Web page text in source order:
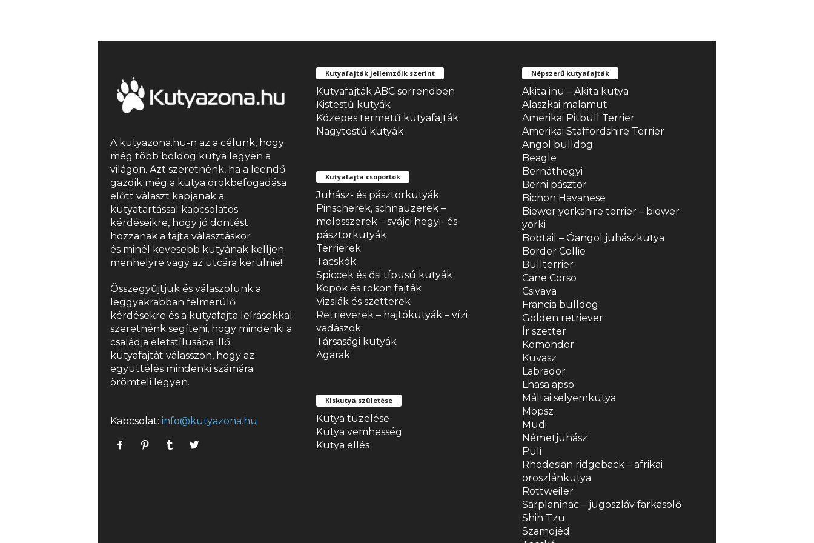
A kutyazona.hu-n az a célunk, hogy
még több boldog kutya legyen a
világon. Azt szeretnénk, ha a leendő
gazdik még a kutya örökbefogadása
előtt választ kapjanak a
kutyatartással kapcsolatos
kérdéseikre, hogy jó döntést
hozzanak a fajta választáskor
és minél kevesebb kutyának kelljen
menhelyre vagy az utcára kerülnie!
Összegyűjtjük és válaszolunk a
leggyakrabban felmerülő
kérdésekre és a kutyafajta leírásokkal
szeretnénk segíteni, hogy mindenki a
családja életstílusába illő
kutyafajtát válasszon, hogy az
együttélés mindenki számára
örömteli legyen.
Kapcsolat: info@kutyazona.hu
Kutyafajták jellemzőik szerint
Kutyafajták ABC sorrendben
Kistestű kutyák
Közepes termetű kutyafajták
Nagytestű kutyák
Kutyafajta csoportok
Juhász- és pásztorkutyák
Pinscherek, schnauzerek –
molosszerek – svájci hegyi- és
pásztorkutyák
Terrierek
Tacskók
Spiccek és ősi típusú kutyák
Kopók és rokon fajták
Vizslák és szetterek
Retrieverek – hajtókutyák – vízi
vadászok
Társasági kutyák
Agarak
Kiskutya születése
Kutya tüzelése
Kutya vemhesség
Kutya ellés
Népszerű kutyafajták
Akita inu – Akita kutya
Alaszkai malamut
Amerikai Pitbull Terrier
Amerikai Staffordshire Terrier
Angol bulldog
Beagle
Bernáthegyi
Berni pásztor
Bichon Havanese
Biewer yorkshire terrier – biewer
yorki
Bobtail – Óangol juhászkutya
Border Collie
Bullterrier
Cane Corso
Csivava
Francia bulldog
Golden retriever
Ír szetter
Komondor
Kuvasz
Labrador
Lhasa apso
Máltai selyemkutya
Mopsz
Mudi
Németjuhász
Puli
Rhodesian ridgeback – afrikai
oroszlánkutya
Rottweiler
Sarplaninac – jugoszláv farkasölő
Shih Tzu
Szamojéd